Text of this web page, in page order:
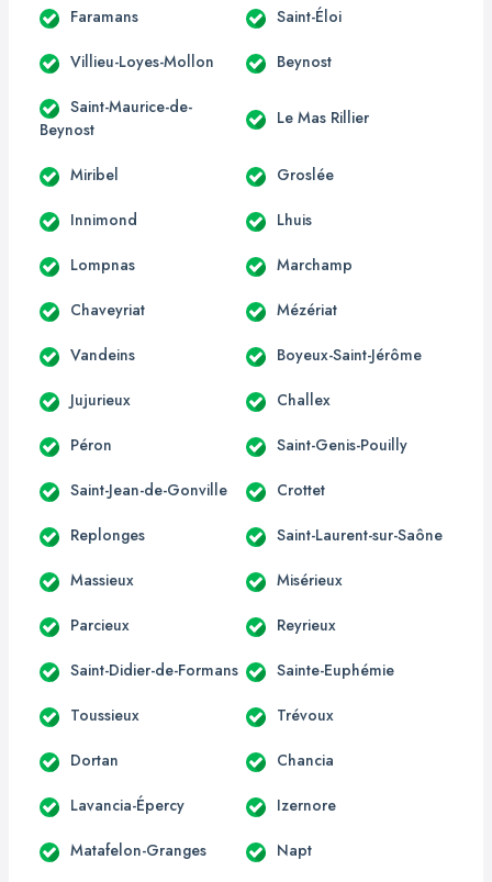
Faramans Saint-Éloi
Villieu-Loyes-Mollon Beynost
Saint-Maurice-de-
Beynost
Le Mas Rillier
Miribel Groslée
Innimond Lhuis
Lompnas Marchamp
Chaveyriat Mézériat
Vandeins Boyeux-Saint-Jérôme
Jujurieux Challex
Péron Saint-Genis-Pouilly
Saint-Jean-de-Gonville Crottet
Replonges Saint-Laurent-sur-Saône
Massieux Misérieux
Parcieux Reyrieux
Saint-Didier-de-Formans Sainte-Euphémie
Toussieux Trévoux
Dortan Chancia
Lavancia-Épercy Izernore
Matafelon-Granges Napt